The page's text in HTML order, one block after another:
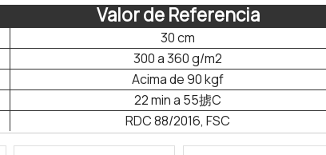
Valor de Referencia
30 cm
300 a 360 g/m2
Acima de 90 kgf
22 min a 55掳C
RDC 88/2016, FSC